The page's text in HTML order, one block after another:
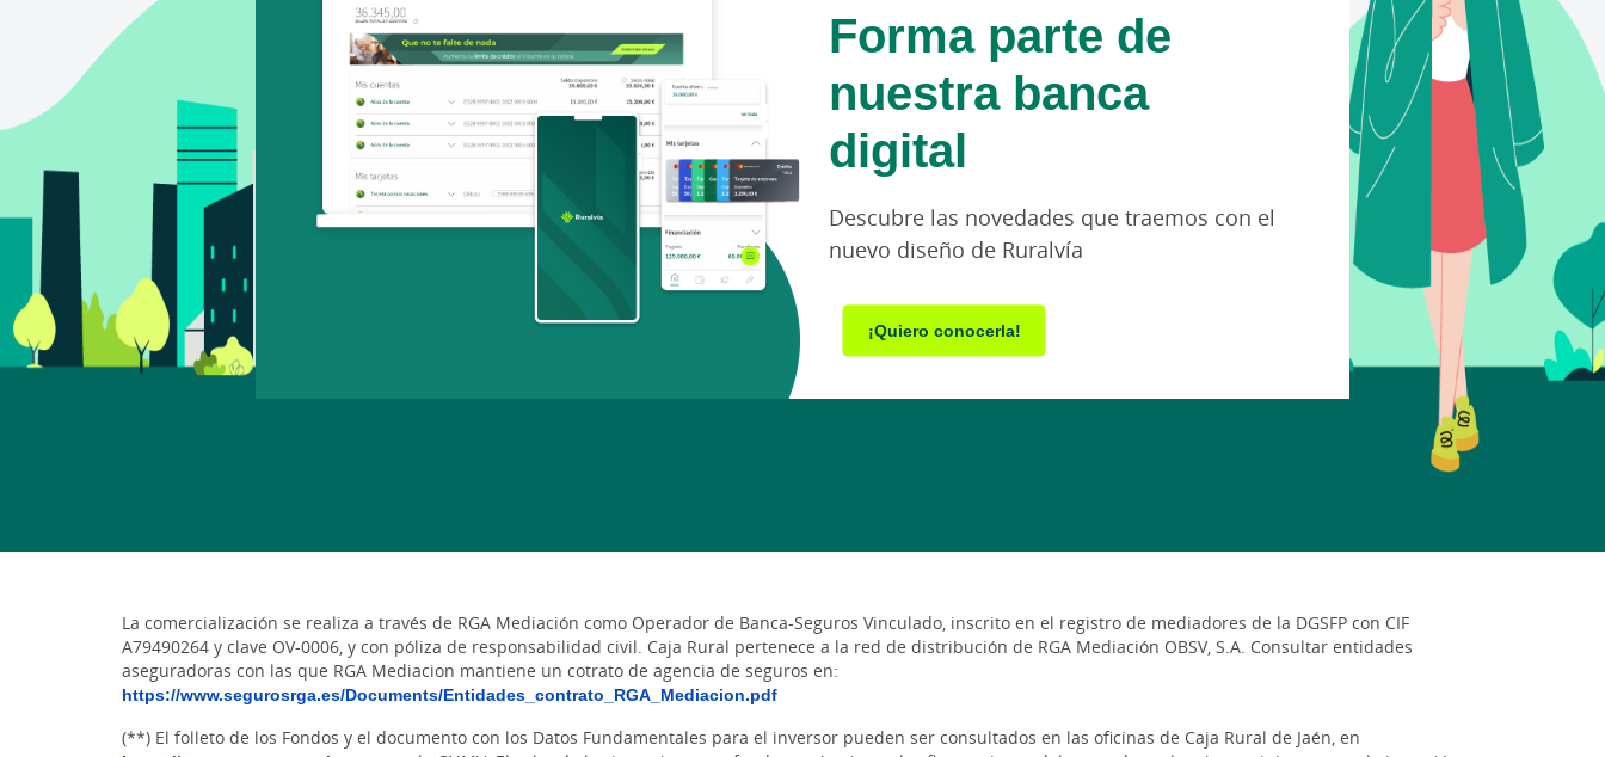
Forma parte de
nuestra banca
digital
Descubre las novedades que traemos con el
nuevo diseño de Ruralvía
¡Quiero conocerla!
La comercialización se realiza a través de RGA Mediación como Operador de Banca-Seguros Vinculado, inscrito en el registro de mediadores de la DGSFP con CIF
A79490264 y clave OV-0006, y con póliza de responsabilidad civil. Caja Rural pertenece a la red de distribución de RGA Mediación OBSV, S.A. Consultar entidades
aseguradoras con las que RGA Mediacion mantiene un cotrato de agencia de seguros en:
https://www.segurosrga.es/Documents/Entidades_contrato_RGA_Mediacion.pdf
(**) El folleto de los Fondos y el documento con los Datos Fundamentales para el inversor pueden ser consultados en las oficinas de Caja Rural de Jaén, en